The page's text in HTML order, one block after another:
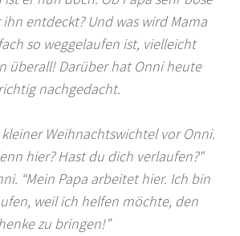
entdeckt? Und was wird Mama
so weggelaufen ist, vielleicht
überall! Darüber hat Onni heute
nachgedacht.
Weihnachtswichtel vor Onni.
hier? Hast du dich verlaufen?"
“Mein Papa arbeitet hier. Ich bin
weil ich helfen möchte, den
zu bringen!”